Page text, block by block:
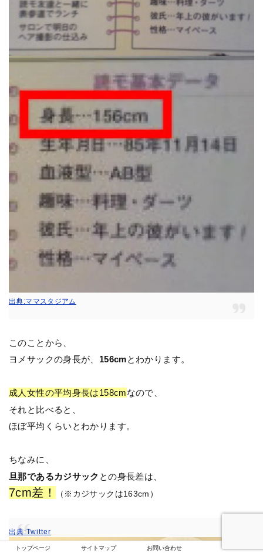
出典:ママスタジアム
このことから、
ヨメサックの身長が、 156cmとわかります。
成人女性の平均身長は158cmなので、
それと比べると、
ほぼ平均くらいとわかります。
ちなみに、
旦那であるカジサック との身長差は、
7cm差！ （※カジサックは163cm）
出典:Twitter
トップページ サイトマップ お問い合わせ